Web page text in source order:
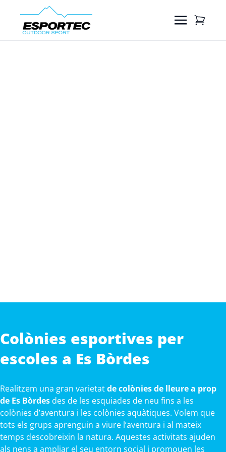
Colònies esportives per
escoles a Es Bòrdes
Realitzem una gran varietatde colònies de lleure a prop
de Es Bòrdesdes de les esquiades de neu fins a les
colònies d’aventura i les colònies aquàtiques. Volem que
tots els grups aprenguin a viure l’aventura i al mateix
temps descobreixin la natura. Aquestes activitats ajuden
als nens a ampliar el seu entorn social i promouen les